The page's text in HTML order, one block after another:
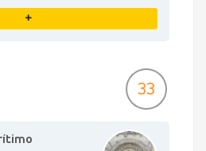
+
33